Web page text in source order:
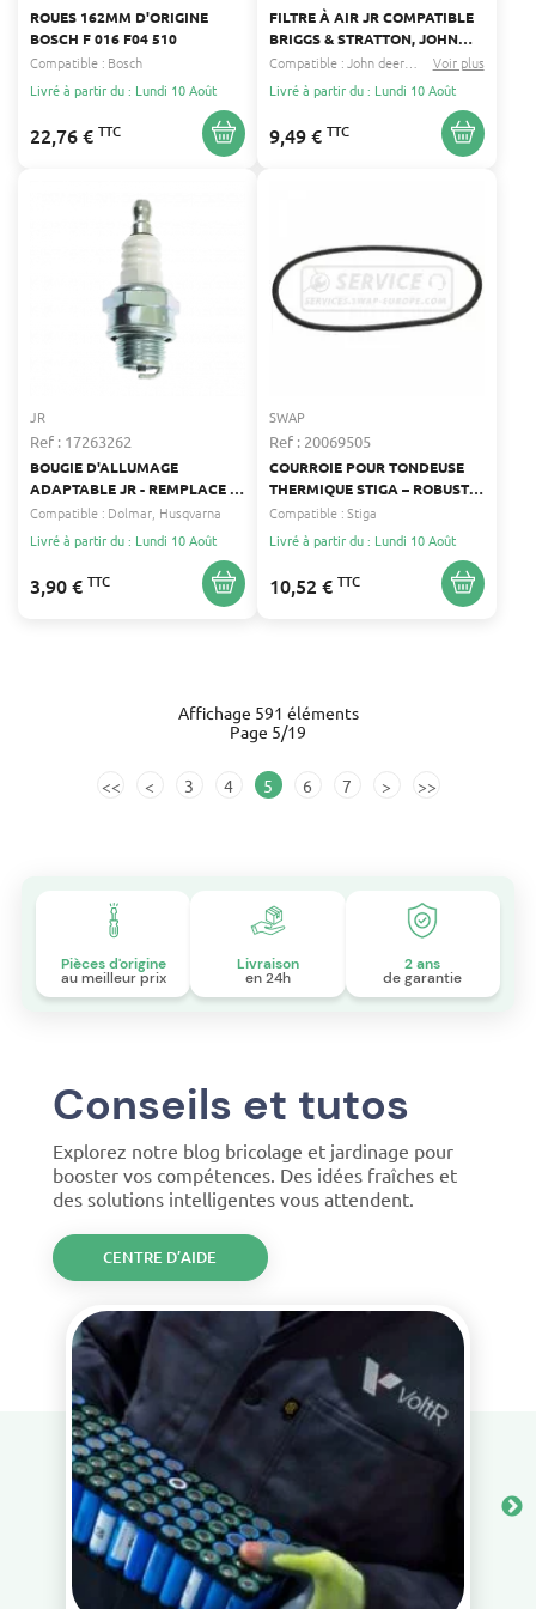
ROUES 162MM D'ORIGINE
BOSCH F 016 F04 510
Compatible : Bosch
Livré à partir du : Lundi 10 Août
22,76 € TTC
FILTRE À AIR JR COMPATIBLE
BRIGGS & STRATTON, JOHN
DEERE, SABO - LONGUEUR :
165 MM - LARGEUR : 120 MM -
EPAISSEUR 25 MM -
REMPLACE ORIGINE : B&S
397795
Compatible : John deere Sabo...
Voir plus
Livré à partir du : Lundi 10 Août
9,49 € TTC
JR
Ref : 17263262
BOUGIE D'ALLUMAGE
ADAPTABLE JR - REMPLACE :
CHAMPION CJ6 - NGK BM7A -
BOSCH WS7E - TORCH L7C -
DENSO W22MUS - MOTEURS
TECUMSEH ANCIENS
MODÈLES
Compatible : Dolmar Husqvarna
Livré à partir du : Lundi 10 Août
3,90 € TTC
SWAP
Ref : 20069505
COURROIE POUR TONDEUSE
THERMIQUE STIGA – ROBUSTE
ET FACILE À INSTALLER
Compatible :Stiga
Livré à partir du : Lundi 10 Août
10,52 € TTC
Affichage 591 éléments
Page 5/19
<< < 3 4 5 6 7 > >>
Pièces d'origine
au meilleur prix
Livraison
en 24h
2 ans
de garantie
Conseils et tutos
Explorez notre blog bricolage et jardinage pour
booster vos compétences. Des idées fraîches et
des solutions intelligentes vous attendent.
CENTRE D’AIDE